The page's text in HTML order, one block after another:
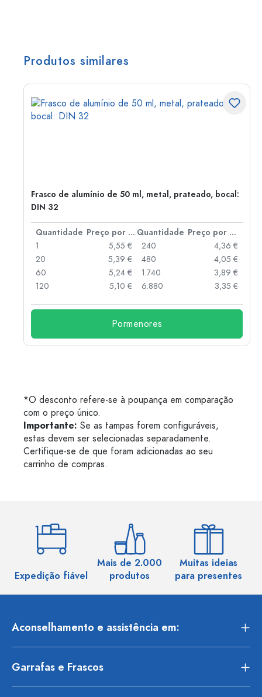
Produtos similares
Frasco de alumínio de 50 ml, metal, prateado, bocal:
DIN 32
Quantidade Preço por peça Quantidade
Preço por peça
1
5,55 €
20
5,39 €
60
5,24 €
120
5,10 €
240
4,36 €
480
4,05 €
1.740
3,89 €
6.880
3,35 €
Pormenores
*O desconto refere-se à poupança em comparação
com o preço único.
Importante: Se as tampas forem configuráveis,
estas devem ser selecionadas separadamente.
Certifique-se de que foram adicionadas ao seu
carrinho de compras.
Expedição fiável
Mais de 2.000
produtos
Muitas ideias
para presentes
Aconselhamento e assistência em:
Garrafas e Frascos